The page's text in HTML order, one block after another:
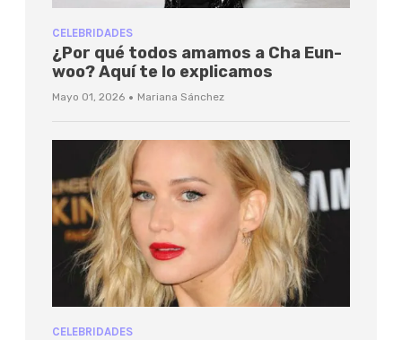
CELEBRIDADES
¿Por qué todos amamos a Cha Eun-
woo? Aquí te lo explicamos
Mayo 01, 2026 · Mariana Sánchez
CELEBRIDADES